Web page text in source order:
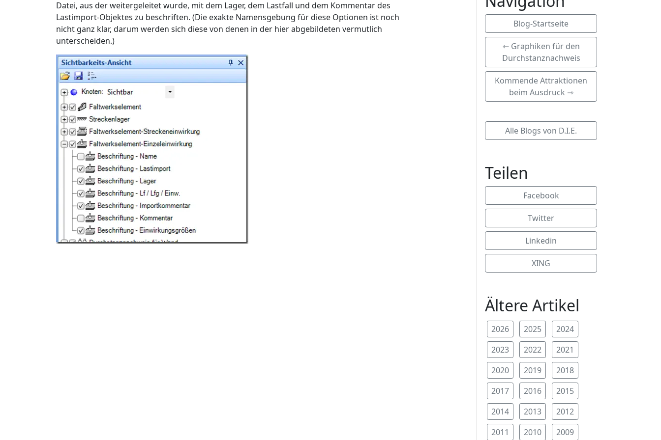
Datei, aus der weitergeleitet wurde, mit dem Lager, dem Lastfall und dem Kommentar des
Lastimport-Objektes zu beschriften. (Die exakte Namensgebung für diese Optionen ist noch
nicht ganz klar, darum werden sich diese von denen in der hier abgebildeten vermutlich
unterscheiden.)
Blog-Startseite
⇽ Graphiken für den
Durchstanznachweis
Kommende Attraktionen
beim Ausdruck ⇾
Alle Blogs von D.I.E.
Teilen
Facebook
Twitter
Linkedin
XING
Ältere Artikel
2026 2025
2024
2023
2022
2021
2020
2019
2018
2017
2016
2015
2014
2013
2012
2011
2010 2009